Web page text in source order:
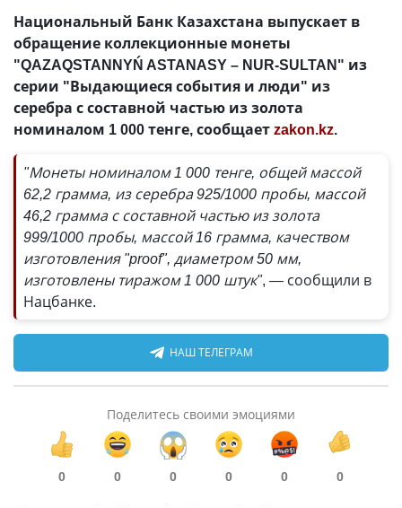
Национальный Банк Казахстана выпускает в
обращение коллекционные монеты
"QAZAQSTANNYŃ ASTANASY – NUR-SULTAN" из
серии "Выдающиеся события и люди" из
серебра с составной частью из золота
номиналом 1 000 тенге, сообщаетzakon.kz.
"Монеты номиналом 1 000 тенге, общей массой
62,2 грамма, из серебра 925/1000 пробы, массой
46,2 грамма с составной частью из золота
999/1000 пробы, массой 16 грамма, качеством
изготовления "proof", диаметром 50 мм,
изготовлены тиражом 1 000 штук", — сообщили в
Нацбанке.
НАШ ТЕЛЕГРАМ
Поделитесь своими эмоциями
0 0 0 0 0 0